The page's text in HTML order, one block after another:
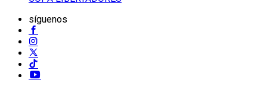
síguenos